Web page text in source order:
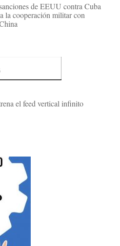
de EEUU contra Cuba
la cooperación militar con
el feed vertical infinito